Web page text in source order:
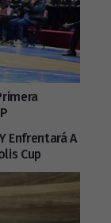
Enfrentará A
Cup